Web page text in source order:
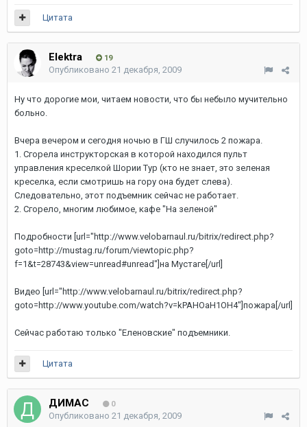
Цитата
Elektra 19
Опубликовано 21 декабря, 2009
Ну что дорогие мои, читаем новости, что бы небыло мучительно
больно.
Вчера вечером и сегодня ночью в ГШ случилось 2 пожара.
1. Сгорела инструкторская в которой находился пульт
управления креселкой Шории Тур (кто не знает, это зеленая
креселка, если смотришь на гору она будет слева).
Следовательно, этот подъемник сейчас не работает.
2. Сгорело, многим любимое, кафе "На зеленой"
Подробности [url="http://www.velobarnaul.ru/bitrix/redirect.php?
goto=http://mustag.ru/forum/viewtopic.php?
f=1&t=28743&view=unread#unread"]на Мустаге[/url]
Видео [url="http://www.velobarnaul.ru/bitrix/redirect.php?
goto=http://www.youtube.com/watch?v=kPAHOaH1OH4"]пожара[/url]
Сейчас работаю только "Еленовские" подъемники.
Цитата
ДИМАС 0
Опубликовано 21 декабря, 2009